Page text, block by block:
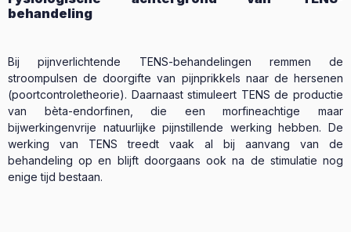
behandeling
Bij pijnverlichtende TENS-behandelingen remmen de
stroompulsen de doorgifte van pijnprikkels naar de hersenen
(poortcontroletheorie). Daarnaast stimuleert TENS de productie
van bèta-endorfinen, die een morfineachtige maar
bijwerkingenvrije natuurlijke pijnstillende werking hebben. De
werking van TENS treedt vaak al bij aanvang van de
behandeling op en blijft doorgaans ook na de stimulatie nog
enige tijd bestaan.